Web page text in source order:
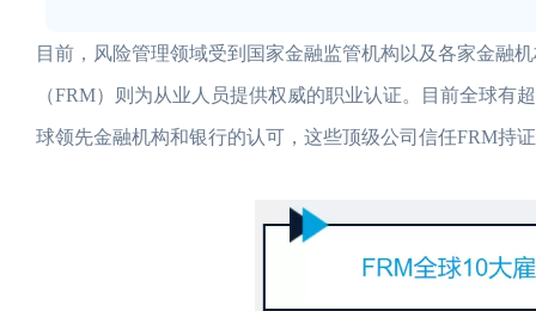
目前，风险管理领域受到国家金融监管机构以及各家金融
（FRM）则为从业人员提供权威的职业认证。目前全球有
球领先金融机构和银行的认可，这些顶级公司信任FRM持